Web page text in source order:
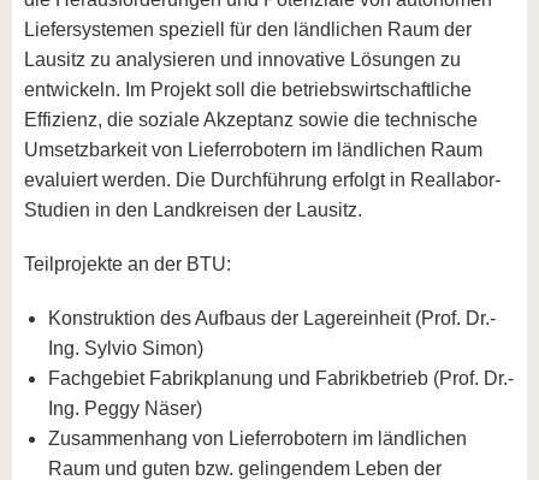
Liefersystemen speziell für den ländlichen Raum der
Lausitz zu analysieren und innovative Lösungen zu
entwickeln. Im Projekt soll die betriebswirtschaftliche
Effizienz, die soziale Akzeptanz sowie die technische
Umsetzbarkeit von Lieferrobotern im ländlichen Raum
evaluiert werden. Die Durchführung erfolgt in Reallabor-
Studien in den Landkreisen der Lausitz.
Teilprojekte an der BTU:
Konstruktion des Aufbaus der Lagereinheit (Prof. Dr.-
Ing. Sylvio Simon)
Fachgebiet Fabrikplanung und Fabrikbetrieb (Prof. Dr.-
Ing. Peggy Näser)
Zusammenhang von Lieferrobotern im ländlichen
Raum und guten bzw. gelingendem Leben der